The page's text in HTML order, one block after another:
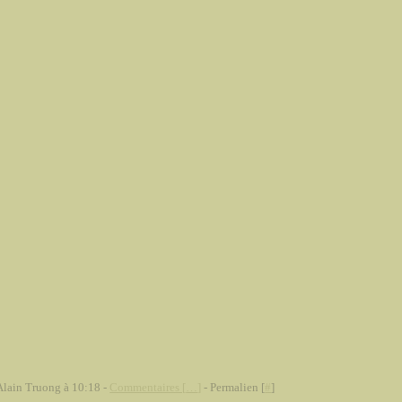
Truong à 10:18 - - Permalien [ ]